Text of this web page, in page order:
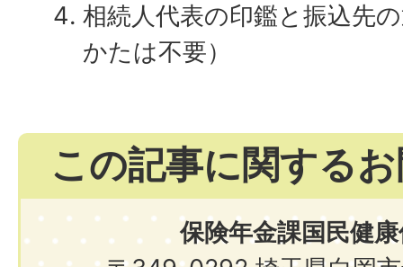
相続人代表の印鑑と振込先
かたは不要）
この記事に関する
保険年金課国民健